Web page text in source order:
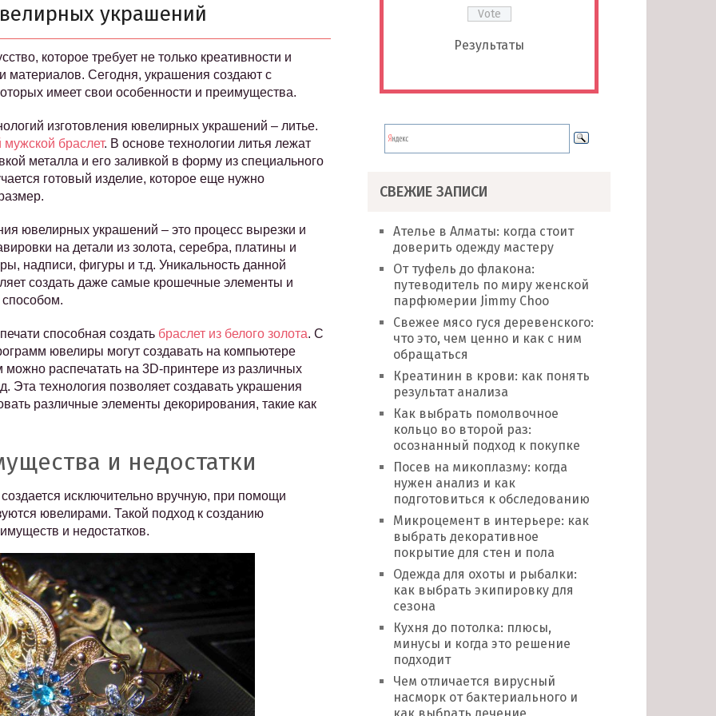
украшений
которое требует не только креативности и
материалов. Сегодня, украшения создают с
имеет свои особенности и преимущества.
изготовления ювелирных украшений – литье.
мужской браслет. В основе технологии литья лежат
металла и его заливкой в форму из специального
готовый изделие, которое еще нужно
ювелирных украшений – это процесс вырезки и
на детали из золота, серебра, платины и
надписи, фигуры и т.д. Уникальность данной
создать даже самые крошечные элементы и
способная создать браслет из белого золота. С
ювелиры могут создавать на компьютере
распечатать на 3D-принтере из различных
Эта технология позволяет создавать украшения
различные элементы декорирования, такие как
и недостатки
исключительно вручную, при помощи
ювелирами. Такой подход к созданию
и недостатков.
Результаты
СВЕЖИЕ ЗАПИСИ
Ателье в Алматы: когда стоит
доверить одежду мастеру
От туфель до флакона:
путеводитель по миру женской
парфюмерии Jimmy Choo
Свежее мясо гуся деревенского:
что это, чем ценно и как с ним
обращаться
Креатинин в крови: как понять
результат анализа
Как выбрать помолвочное
кольцо во второй раз:
осознанный подход к покупке
Посев на микоплазму: когда
нужен анализ и как
подготовиться к обследованию
Микроцемент в интерьере: как
выбрать декоративное
покрытие для стен и пола
Одежда для охоты и рыбалки:
как выбрать экипировку для
сезона
Кухня до потолка: плюсы,
минусы и когда это решение
подходит
Чем отличается вирусный
насморк от бактериального и